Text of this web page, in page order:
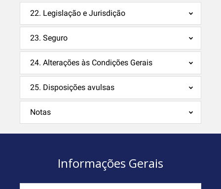
22. Legislação e Jurisdição
23. Seguro
24. Alterações às Condições Gerais
25. Disposições avulsas
Notas
Informações Gerais